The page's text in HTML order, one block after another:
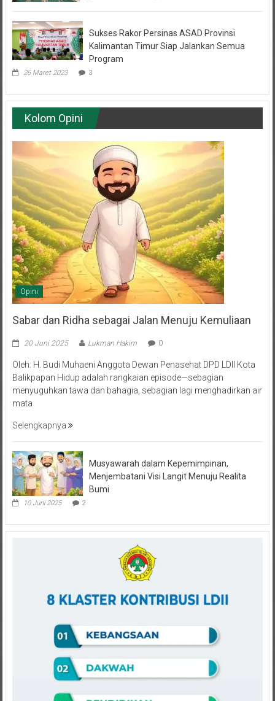
Sukses Rakor Persinas ASAD Provinsi
Kalimantan Timur Siap Jalankan Semua
Program
26 Maret 2023 3
Kolom Opini
Opini
Sabar dan Ridha sebagai Jalan Menuju Kemuliaan
20 Juni 2025 Lukman Hakim 0
Oleh: H. Budi Muhaeni Anggota Dewan Penasehat DPD LDII Kota
Balikpapan Hidup adalah rangkaian episode—sebagian
menyuguhkan tawa dan bahagia, sebagian lagi menghadirkan air
mata
Selengkapnya
Musyawarah dalam Kepemimpinan,
Menjembatani Visi Langit Menuju Realita
Bumi
10 Juni 2025 2